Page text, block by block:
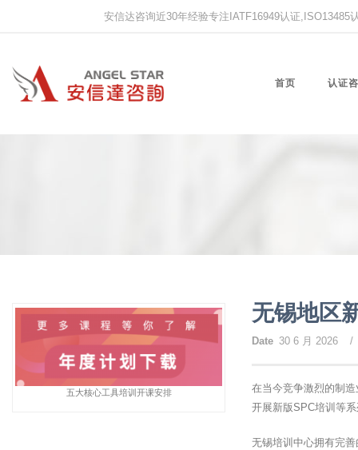
安信达咨询近30年经验专注IATF16949认证
首页 认证
无锡地区
Date 30 6 月 2026 /
在当今竞争激烈的制
开展新版SPC培训等
无锡培训中心拥有完
五大核心工具培训开课安排